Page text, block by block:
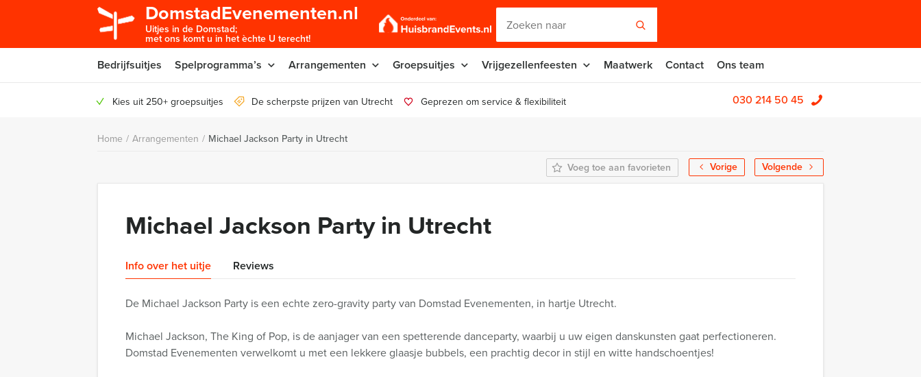
DomstadEvenementen.nl
Uitjes in de Domstad;
met ons komt u in het èchte U terecht!
Bedrijfsuitjes Spelprogramma’s Arrangementen Groepsuitjes Vrijgezellenfeesten Maatwerk Contact Ons team
Kies uit 250+ groepsuitjes De scherpste prijzen van Utrecht Geprezen om service & flexibiliteit 030 214 50 45
Home / Arrangementen / Michael Jackson Party in Utrecht
Vorige
Volgende
Voeg toe aan favorieten
Michael Jackson Party in Utrecht
Info over het uitje Reviews
De Michael Jackson Party is een echte zero-gravity party van Domstad Evenementen, in hartje Utrecht.
Michael Jackson, The King of Pop, is de aanjager van een spetterende danceparty, waarbij u uw eigen danskunsten gaat perfectioneren.
Domstad Evenementen verwelkomt u met een lekkere glaasje bubbels, een prachtig decor in stijl en witte handschoentjes!